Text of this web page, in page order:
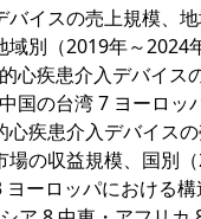
イスの売上規模、
域別（2019年～2024
心疾患介入デバイス
国の台湾 7 ヨーロ
心疾患介入デバイス
場の収益規模、国別
ーロッパにおける